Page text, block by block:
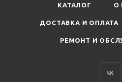
КАТАЛОГ О
ДОСТАВКА И ОПЛАТА
РЕМОНТ И